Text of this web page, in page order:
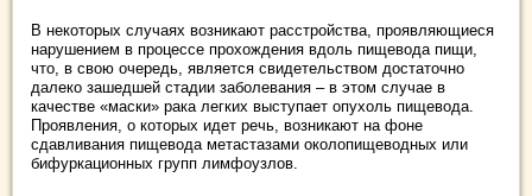
В некоторых случаях возникают расстройства, проявляющиеся
нарушением в процессе прохождения вдоль пищевода пищи,
что, в свою очередь, является свидетельством достаточно
далеко зашедшей стадии заболевания – в этом случае в
качестве «маски» рака легких выступает опухоль пищевода.
Проявления, о которых идет речь, возникают на фоне
сдавливания пищевода метастазами околопищеводных или
бифуркационных групп лимфоузлов.